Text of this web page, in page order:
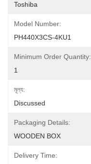
Toshiba
Model Number:
PH440X3CS-4KU1
Minimum Order Quantity:
1
মূল্য:
Discussed
Packaging Details:
WOODEN BOX
Delivery Time: